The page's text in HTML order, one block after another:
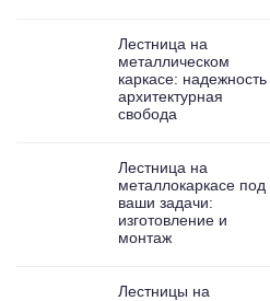
Лестница на
металлическом
каркасе: надежность
архитектурная
свобода
Лестница на
металлокаркасе под
ваши задачи:
изготовление и
монтаж
Лестницы на